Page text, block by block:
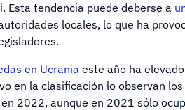
Esta tendencia puede deberse a
locales, lo que ha
en Ucrania este año ha
en la clasificación lo observan
2022, aunque en 2021 sólo